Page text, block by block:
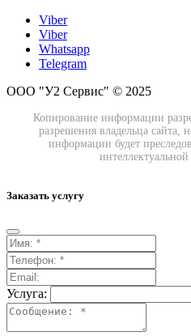
Viber
Viber
Whatsapp
Telegram
ООО "У2 Сервис" © 2025
Копирование информации
разрешения владельца сайта,
информации будет
Заказать услугу
Услуга: